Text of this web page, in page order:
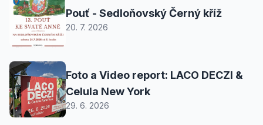
Pouť - Sedloňovský Černý kříž
20. 7. 2026
Foto a Video report: LACO DECZI &
Celula New York
29. 6. 2026